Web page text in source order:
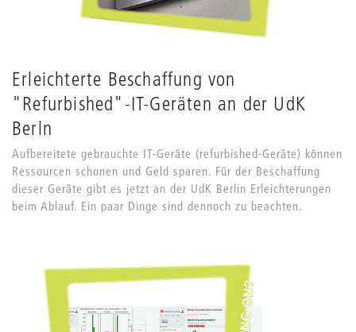
Erleichterte Beschaffung von
"Refurbished"-IT-Geräten an der UdK
Berln
Aufbereitete gebrauchte IT-Geräte (refurbished-Geräte) können
Ressourcen schonen und Geld sparen. Für der Beschaffung
dieser Geräte gibt es jetzt an der UdK Berlin Erleichterungen
beim Ablauf. Ein paar Dinge sind dennoch zu beachten.